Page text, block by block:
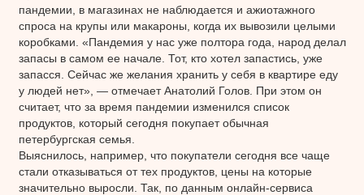
пандемии, в магазинах не наблюдается и ажиотажного
спроса на крупы или макароны, когда их вывозили целыми
коробками. «Пандемия у нас уже полтора года, народ делал
запасы в самом ее начале. Тот, кто хотел запастись, уже
запасся. Сейчас же желания хранить у себя в квартире еду
у людей нет», — отмечает Анатолий Голов. При этом он
считает, что за время пандемии изменился список
продуктов, который сегодня покупает обычная
петербургская семья.
Выяснилось, например, что покупатели сегодня все чаще
стали отказываться от тех продуктов, цены на которые
значительно выросли. Так, по данным онлайн-сервиса